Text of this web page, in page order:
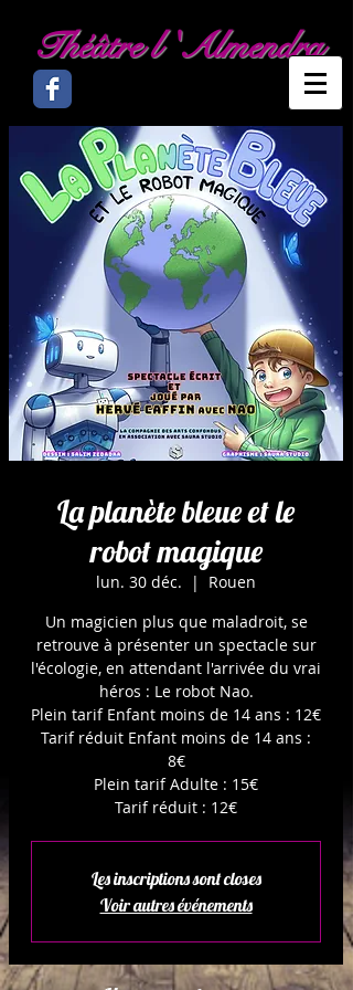
Théâtre l 'Almendra
La planète bleue et le
robot magique
lun. 30 déc.
  |
Rouen
Un magicien plus que maladroit, se
retrouve à présenter un spectacle sur
l'écologie, en attendant l'arrivée du vrai
héros : Le robot Nao.
Plein tarif Enfant moins de 14 ans : 12€
Tarif réduit Enfant moins de 14 ans :
8€
Plein tarif Adulte : 15€
Tarif réduit : 12€
Les inscriptions sont closes
Voir autres événements